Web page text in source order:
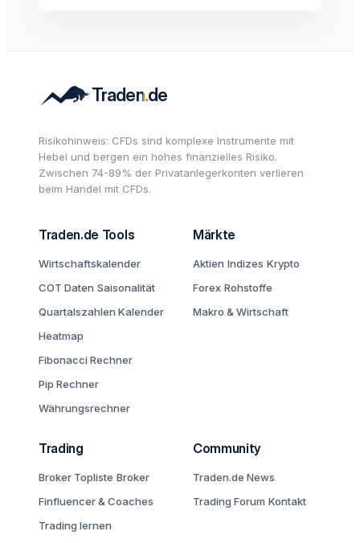
Risikohinweis: CFDs sind komplexe Instrumente mit
Hebel und bergen ein hohes finanzielles Risiko.
Zwischen 74-89% der Privatanlegerkonten verlieren
beim Handel mit CFDs.
Traden.de Tools
Wirtschaftskalender
COT Daten Saisonalität
Quartalszahlen Kalender
Heatmap
Fibonacci Rechner
Pip Rechner
Währungsrechner
Märkte
Aktien Indizes Krypto
Forex Rohstoffe
Makro & Wirtschaft
Trading
Broker Topliste Broker
Finfluencer & Coaches
Trading lernen
Community
Traden.de News
Trading Forum Kontakt